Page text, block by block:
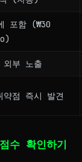
포함 (₩30
외부 노출
약점 즉시 발견
수 확인하기